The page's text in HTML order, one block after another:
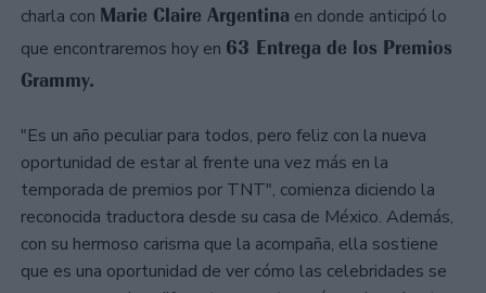
charla con Marie Claire Argentina en donde anticipó lo
que encontraremos hoy en 63 Entrega de los Premios
Grammy.
"Es un año peculiar para todos, pero feliz con la nueva
oportunidad de estar al frente una vez más en la
temporada de premios por TNT", comienza diciendo la
reconocida traductora desde su casa de México. Además,
con su hermoso carisma que la acompaña, ella sostiene
que es una oportunidad de ver cómo las celebridades se